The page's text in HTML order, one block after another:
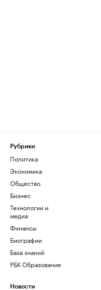
Рубрики
Политика
Экономика
Общество
Бизнес
Технологии и
медиа
Финансы
Биографии
База знаний
РБК Образование
Новости